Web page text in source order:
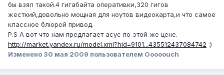
бы взял такой.4 гигабайта оперативки,320 гигов
жесткий,довольно мощная для ноутов видеокарта,и что самое
классное блюрей привод.
P.S А вот что нам предлагает асус по этой же цене.
http://market.yandex.ru/model.xml?hid=9101...435512437084742 :)
Изменено 30 мая 2009 пользователем Ooooouch